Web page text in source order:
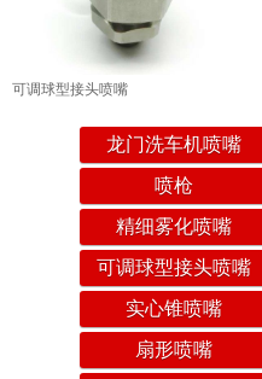
可调球型接头喷嘴
龙门洗车机喷嘴
喷枪
精细雾化喷嘴
可调球型接头喷嘴
实心锥喷嘴
扇形喷嘴